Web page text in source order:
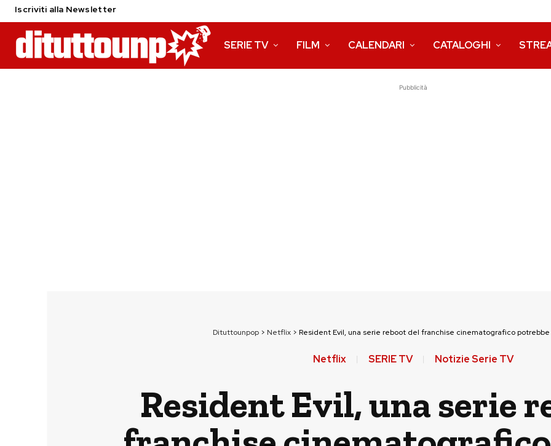
Iscriviti alla Newsletter
SERIE TV FILM CALENDARI CATALOGHI
Pubblicità
Dituttounpop> Netflix> Resident Evil, una serie reboot del franchise cinematografico
Netflix SERIE TV Notizie Serie TV
Resident Evil, una serie